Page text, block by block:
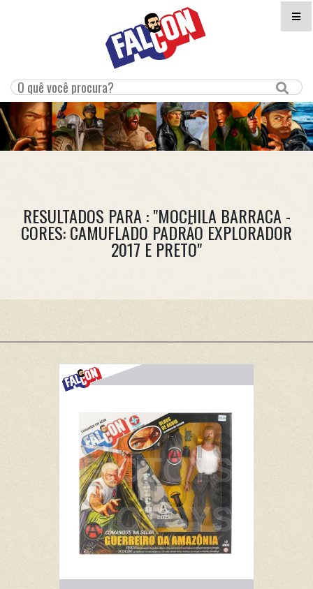
RESULTADOS PARA : "MOCHILA BARRACA -
CORES: CAMUFLADO PADRÃO EXPLORADOR
2017 E PRETO"